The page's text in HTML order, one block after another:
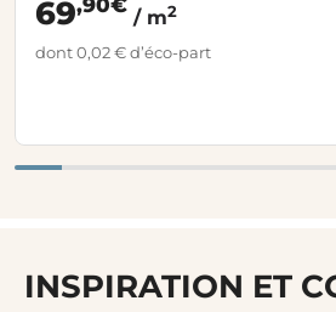
69,90€
/ m2
dont 0,02 € d’éco-part
INSPIRATION ET